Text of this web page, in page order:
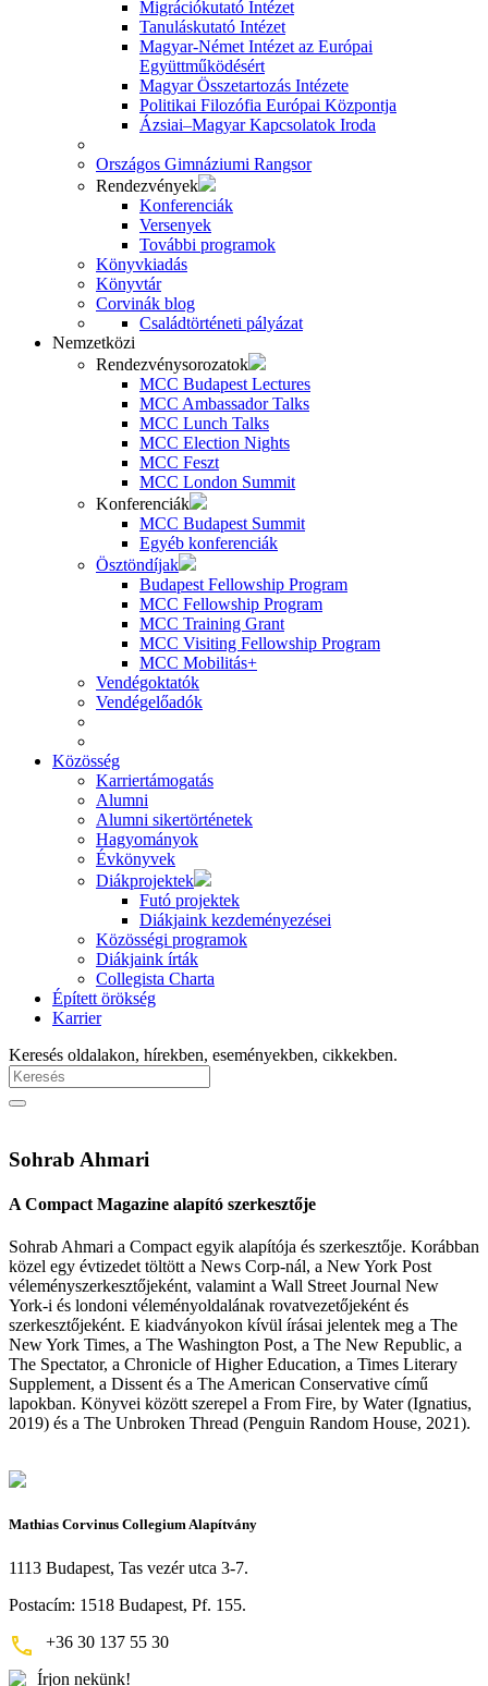
Migrációkutató Intézet
Tanuláskutató Intézet
Magyar-Német Intézet az Európai
Együttműködésért
Magyar Összetartozás Intézete
Politikai Filozófia Európai Központja
Ázsiai–Magyar Kapcsolatok Iroda
Országos Gimnáziumi Rangsor
Rendezvények
Konferenciák
Versenyek
További programok
Könyvkiadás
Könyvtár
Corvinák blog
Családtörténeti pályázat
Nemzetközi
Rendezvénysorozatok
MCC Budapest Lectures
MCC Ambassador Talks
MCC Lunch Talks
MCC Election Nights
MCC Feszt
MCC London Summit
Konferenciák
MCC Budapest Summit
Egyéb konferenciák
Ösztöndíjak
Budapest Fellowship Program
MCC Fellowship Program
MCC Training Grant
MCC Visiting Fellowship Program
MCC Mobilitás+
Vendégoktatók
Vendégelőadók
Közösség
Karriertámogatás
Alumni
Alumni sikertörténetek
Hagyományok
Évkönyvek
Diákprojektek
Futó projektek
Diákjaink kezdeményezései
Közösségi programok
Diákjaink írták
Collegista Charta
Épített örökség
Karrier
Keresés oldalakon, hírekben, eseményekben, cikkekben.
Sohrab Ahmari
A Compact Magazine alapító szerkesztője
Sohrab Ahmari a Compact egyik alapítója és szerkesztője. Korábban
közel egy évtizedet töltött a News Corp-nál, a New York Post
véleményszerkesztőjeként, valamint a Wall Street Journal New
York-i és londoni véleményoldalának rovatvezetőjeként és
szerkesztőjeként. E kiadványokon kívül írásai jelentek meg a The
New York Times, a The Washington Post, a The New Republic, a
The Spectator, a Chronicle of Higher Education, a Times Literary
Supplement, a Dissent és a The American Conservative című
lapokban. Könyvei között szerepel a From Fire, by Water (Ignatius,
2019) és a The Unbroken Thread (Penguin Random House, 2021).
Mathias Corvinus Collegium Alapítvány
1113 Budapest, Tas vezér utca 3-7.
Postacím: 1518 Budapest, Pf. 155.
+36 30 137 55 30
Írjon nekünk!